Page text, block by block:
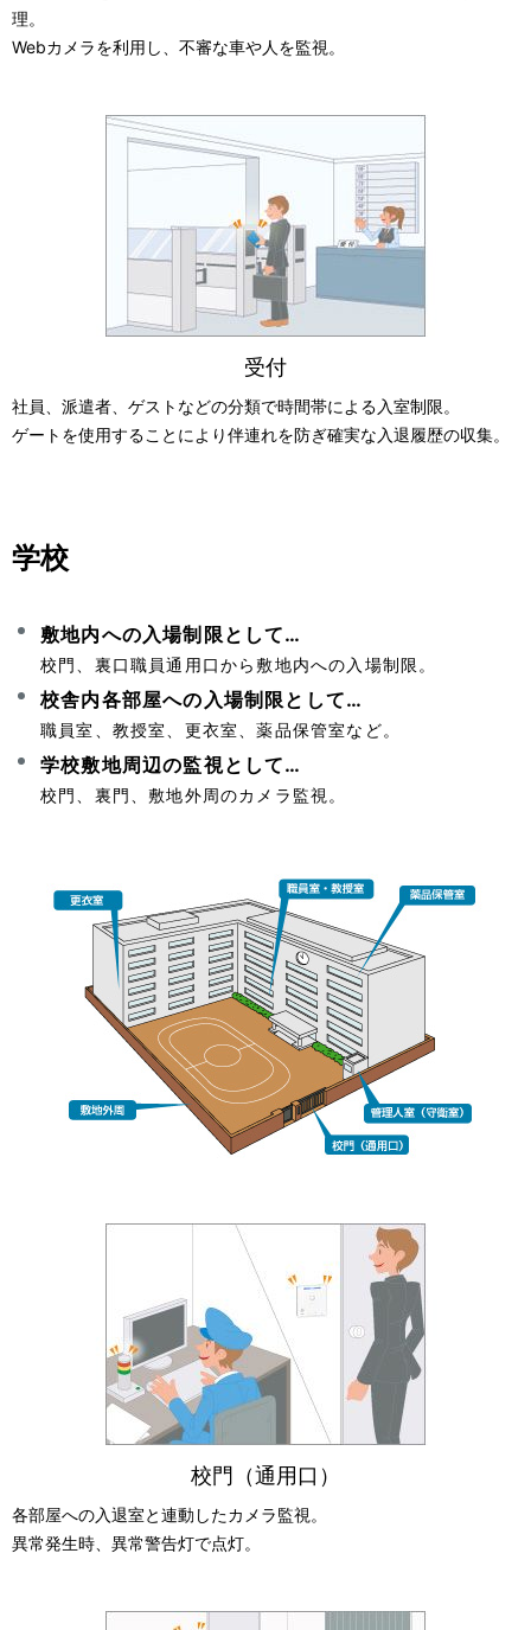
理。
Webカメラを利用し、不審な車や人を監視。
社員、派遣者、ゲストなどの分類で時間帯による入室制限。
ゲートを使用することにより伴連れを防ぎ確実な入退履歴の収集。
受付
学校
敷地内への入場制限として…
校門、裏口職員通用口から敷地内への入場制限。
校舎内各部屋への入場制限として…
職員室、教授室、更衣室、薬品保管室など。
学校敷地周辺の監視として…
校門、裏門、敷地外周のカメラ監視。
各部屋への入退室と連動したカメラ監視。
異常発生時、異常警告灯で点灯。
校門（通用口）